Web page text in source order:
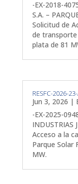
-EX-2018-
S.A. –
Solicitud de
de transporte
plata de 81
RESFC-2026-
Jun 3, 2026 |
-EX-2025-
INDUSTRIAS
Acceso a la
Parque Solar
MW.